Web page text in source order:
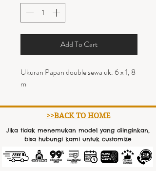
Add To Cart
Ukuran Papan double sewa uk. 6 x 1, 8
m
>>BACK TO HOME
Jika tidak menemukan model yang diinginkan,
bisa hubungi kami untuk customize